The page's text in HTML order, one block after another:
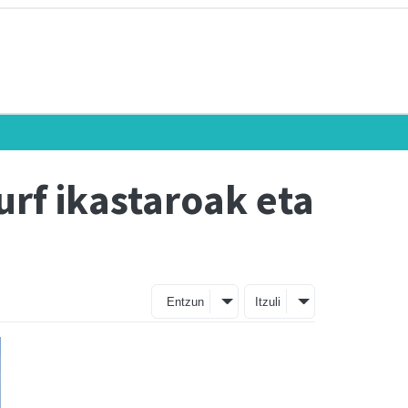
ikastaroak eta
Entzun Itzuli